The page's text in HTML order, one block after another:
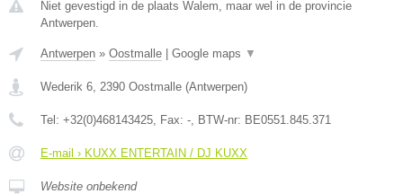
Niet gevestigd in de plaats Walem, maar wel in de provincie
Antwerpen.
Antwerpen » Oostmalle Google maps ▼
Wederik 6, 2390 Oostmalle (Antwerpen)
Tel: +32(0)468143425, Fax: -, BTW-nr: BE0551.845.371
E-mail › KUXX ENTERTAIN / DJ KUXX
Website onbekend